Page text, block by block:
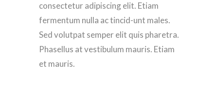
consectetur adipiscing elit. Etiam
fermentum nulla ac tincid-unt males.
Sed volutpat semper elit quis pharetra.
Phasellus at vestibulum mauris. Etiam
et mauris.